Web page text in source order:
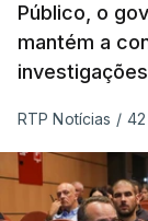
Público, o
mantém a
RTP Notícias / 42